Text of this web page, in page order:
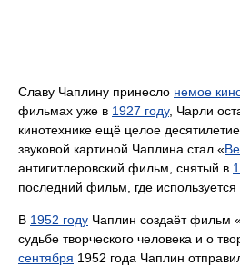
Славу Чаплину принесло немое
фильмах уже в 1927 году, Чарли
кинотехнике ещё целое
звуковой картиной Чаплина стал «
антигитлеровский фильм, снятый в
последний фильм, где
В 1952 году Чаплин создаёт фильм «
судьбе творческого человека и о
сентября 1952 года Чаплин